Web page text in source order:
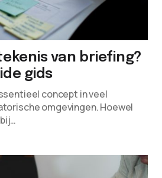
van briefing?
gids
concept in veel
omgevingen. Hoewel